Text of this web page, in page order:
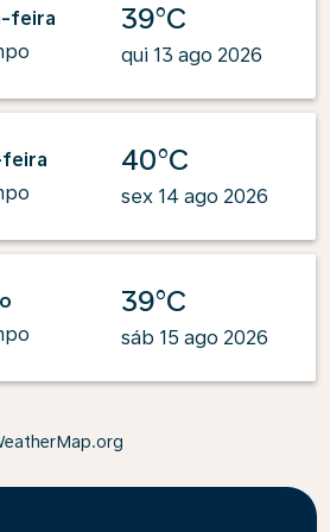
feira
39°C
qui 13 ago 2026
40°C
sex 14 ago 2026
39°C
sáb 15 ago 2026